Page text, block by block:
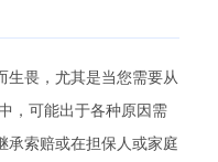
生畏，尤其是当您需要从
，可能出于各种原因需
承索赔或在担保人或家庭